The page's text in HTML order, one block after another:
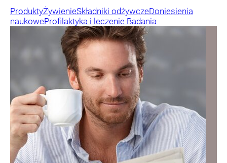
ProduktyŻywienieSkładniki odżywczeDoniesienia
naukoweProfilaktyka i leczenie Badania